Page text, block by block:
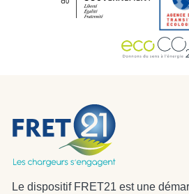
Le dispositif FRET21 est une